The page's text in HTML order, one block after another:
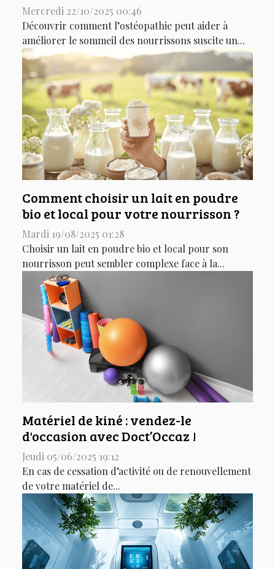
Mercredi 22/10/2025 00:46
Découvrir comment l’ostéopathie peut aider à
améliorer le sommeil des nourrissons suscite un...
Comment choisir un lait en poudre
bio et local pour votre nourrisson ?
Mardi 19/08/2025 01:28
Choisir un lait en poudre bio et local pour son
nourrisson peut sembler complexe face à la...
Matériel de kiné : vendez-le
d'occasion avec Doct’Occaz !
Jeudi 05/06/2025 19:12
En cas de cessation d’activité ou de renouvellement
de votre matériel de...